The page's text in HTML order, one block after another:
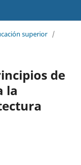
superior /
de
la